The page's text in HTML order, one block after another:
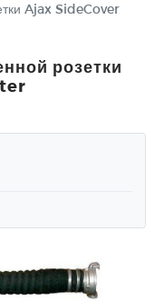
Ajax SideCover
розетки